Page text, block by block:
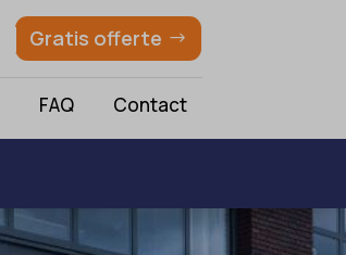
Gratis offerte
FAQ Contact